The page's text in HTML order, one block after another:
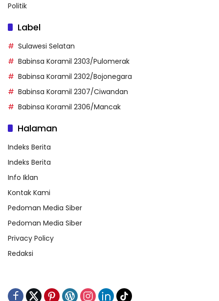
Politik
Label
Sulawesi Selatan
Babinsa Koramil 2303/Pulomerak
Babinsa Koramil 2302/Bojonegara
Babinsa Koramil 2307/Ciwandan
Babinsa Koramil 2306/Mancak
Halaman
Indeks Berita
Indeks Berita
Info Iklan
Kontak Kami
Pedoman Media Siber
Pedoman Media Siber
Privacy Policy
Redaksi